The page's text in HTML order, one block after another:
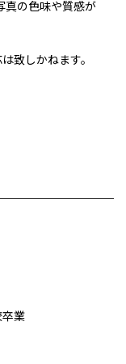
真の色味や質感が
致しかねます。
校卒業